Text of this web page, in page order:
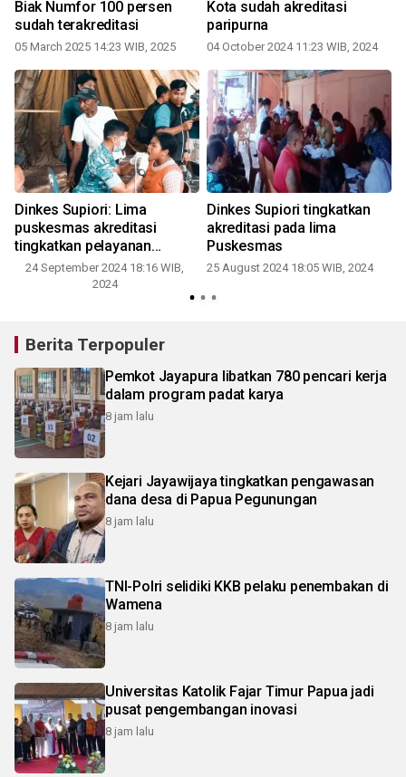
Biak Numfor 100 persen
sudah terakreditasi
05 March 2025 14:23 WIB, 2025
Kota sudah akreditasi
paripurna
04 October 2024 11:23 WIB, 2024
Dinkes Supiori: Lima
puskesmas akreditasi
tingkatkan pelayanan
kesehatan
24 September 2024 18:16 WIB,
2024
Dinkes Supiori tingkatkan
akreditasi pada lima
Puskesmas
25 August 2024 18:05 WIB, 2024
Berita Terpopuler
Pemkot Jayapura libatkan 780 pencari kerja
dalam program padat karya
8 jam lalu
Kejari Jayawijaya tingkatkan pengawasan
dana desa di Papua Pegunungan
8 jam lalu
TNI-Polri selidiki KKB pelaku penembakan di
Wamena
8 jam lalu
Universitas Katolik Fajar Timur Papua jadi
pusat pengembangan inovasi
8 jam lalu